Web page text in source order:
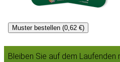
Muster bestellen (0,62 €)
Bleiben Sie auf dem Laufenden